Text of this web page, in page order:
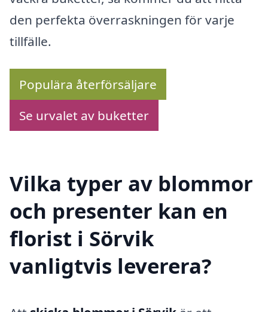
den perfekta överraskningen för varje
tillfälle.
Populära återförsäljare
Se urvalet av buketter
Vilka typer av blommor
och presenter kan en
florist i Sörvik
vanligtvis leverera?